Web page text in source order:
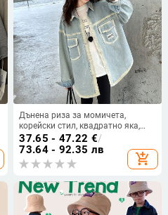
Дънена риза за момичета,
корейски стил, квадратно яка,
дълги ръкави, едноцветна, меко
обработен плат, за деца над 8 г
37.65 - 47.22 €/
73.64 - 92.35 лв
add_shopping_cart